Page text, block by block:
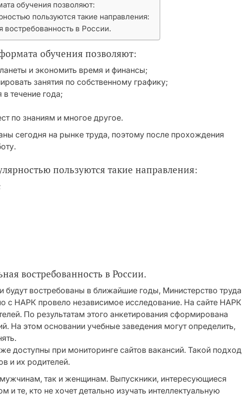
обучения позволяют:
пользуются такие направления:
востребованность в России.
обучения позволяют:
и экономить время и финансы;
занятия по собственному графику;
течение года;
по знаниям и многое другое.
сегодня на рынке труда, поэтому после прохождения
пользуются такие направления:
востребованность в России.
будут востребованы в ближайшие годы, Министерство труда
с НАРК провело независимое исследование. На сайте НАРК
По результатам этого анкетирования сформирована
На этом основании учебные заведения могут определить,
доступны при мониторинге сайтов вакансий. Такой подход
и их родителей.
так и женщинам. Выпускники, интересующиеся
те, кто не хочет детально изучать интеллектуальную